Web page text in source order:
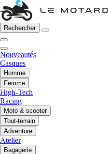
Rechercher
Nouveautés
Casques
Homme
Femme
High-Tech
Racing
Moto & scooter
Tout-terrain
Adventure
Atelier
Bagagerie